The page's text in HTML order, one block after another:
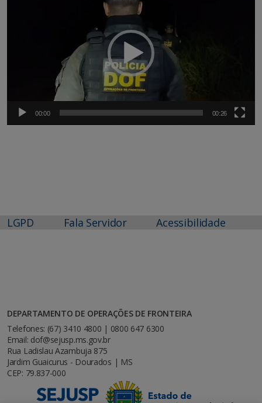
00:00 00:26
LGPD Fala Servidor Acessibilidade
DEPARTAMENTO DE OPERAÇÕES DE FRONTEIRA
Telefones: (67) 3410 4800 | 0800 647 6300
Email: dof@sejusp.ms.gov.br
Rua Ladislau Azambuja 875
Jardim Guaicurus - Dourados | MS
CEP: 79.837-000